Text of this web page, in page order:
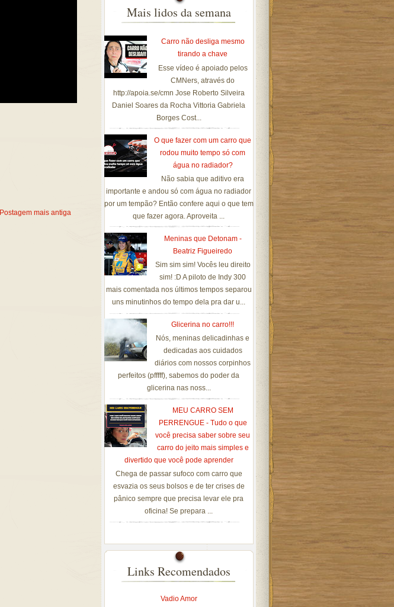
Postagem mais antiga
Mais lidos da semana
Carro não desliga mesmo
tirando a chave
Esse vídeo é apoiado pelos
CMNers, através do
http://apoia.se/cmn Jose Roberto Silveira
Daniel Soares da Rocha Vittoria Gabriela
Borges Cost...
O que fazer com um carro que
rodou muito tempo só com
água no radiador?
Não sabia que aditivo era
importante e andou só com água no radiador
por um tempão? Então confere aqui o que tem
que fazer agora. Aproveita ...
Meninas que Detonam -
Beatriz Figueiredo
Sim sim sim! Vocês leu direito
sim! :D A piloto de Indy 300
mais comentada nos últimos tempos separou
uns minutinhos do tempo dela pra dar u...
Glicerina no carro!!!
Nós, meninas delicadinhas e
dedicadas aos cuidados
diários com nossos corpinhos
perfeitos (pfffff), sabemos do poder da
glicerina nas noss...
MEU CARRO SEM
PERRENGUE - Tudo o que
você precisa saber sobre seu
carro do jeito mais simples e
divertido que você pode aprender
Chega de passar sufoco com carro que
esvazia os seus bolsos e de ter crises de
pânico sempre que precisa levar ele pra
oficina! Se prepara ...
Links Recomendados
Vadio Amor